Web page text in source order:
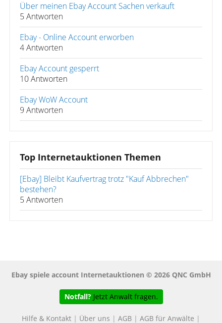
Über meinen Ebay Account Sachen verkauft
5 Antworten
Ebay - Online Account erworben
4 Antworten
Ebay Account gesperrt
10 Antworten
Ebay WoW Account
9 Antworten
Top Internetauktionen Themen
[Ebay] Bleibt Kaufvertrag trotz "Kauf Abbrechen"
bestehen?
5 Antworten
Ebay spiele account Internetauktionen © 2026 QNC GmbH
Notfall? Jetzt Anwalt fragen.
Hilfe & Kontakt | Über uns | AGB | AGB für Anwälte |